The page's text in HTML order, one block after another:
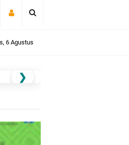
6 Agustus
❯